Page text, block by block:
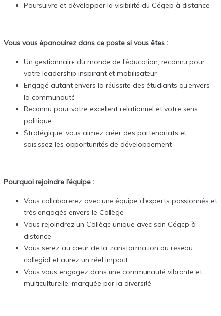
Poursuivre et développer la visibilité du Cégep à distance
Vous vous épanouirez dans ce poste si vous êtes :
Un gestionnaire du monde de l’éducation, reconnu pour
votre leadership inspirant et mobilisateur
Engagé autant envers la réussite des étudiants qu’envers
la communauté
Reconnu pour votre excellent relationnel et votre sens
politique
Stratégique, vous aimez créer des partenariats et
saisissez les opportunités de développement
Pourquoi rejoindre l’équipe :
Vous collaborerez avec une équipe d’experts passionnés et
très engagés envers le Collège
Vous rejoindrez un Collège unique avec son Cégep à
distance
Vous serez au cœur de la transformation du réseau
collégial et aurez un réel impact
Vous vous engagez dans une communauté vibrante et
multiculturelle, marquée par la diversité